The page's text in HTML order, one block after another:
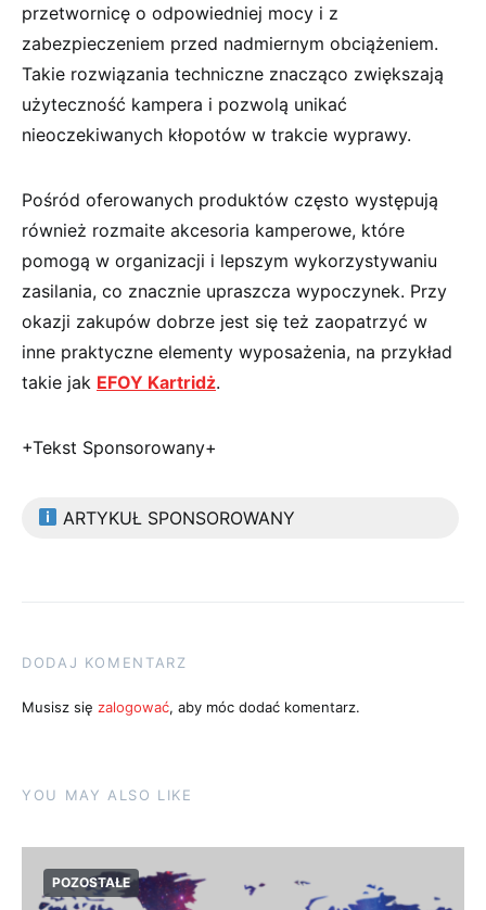
przetwornicę o odpowiedniej mocy i z
zabezpieczeniem przed nadmiernym obciążeniem.
Takie rozwiązania techniczne znacząco zwiększają
użyteczność kampera i pozwolą unikać
nieoczekiwanych kłopotów w trakcie wyprawy.
Pośród oferowanych produktów często występują
również rozmaite akcesoria kamperowe, które
pomogą w organizacji i lepszym wykorzystywaniu
zasilania, co znacznie upraszcza wypoczynek. Przy
okazji zakupów dobrze jest się też zaopatrzyć w
inne praktyczne elementy wyposażenia, na przykład
takie jak EFOY Kartridż.
+Tekst Sponsorowany+
ARTYKUŁ SPONSOROWANY
DODAJ KOMENTARZ
Musisz się zalogować, aby móc dodać komentarz.
YOU MAY ALSO LIKE
POZOSTAŁE